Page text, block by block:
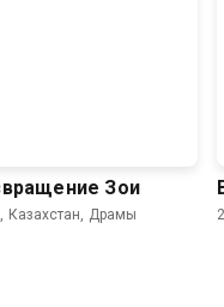
Зои
Казахстан, Драмы